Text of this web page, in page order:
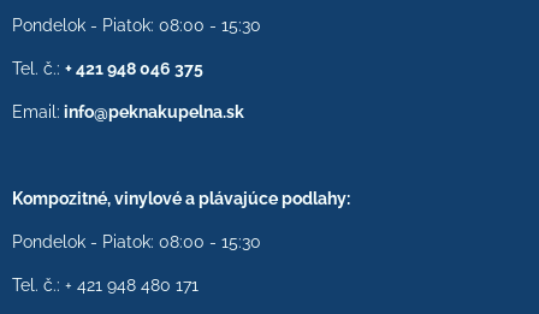
Pondelok - Piatok: 08:00 - 15:30
Tel. č.: + 421 948 046 375
Email: info@peknakupelna.sk
Kompozitné, vinylové a plávajúce podlahy:
Pondelok - Piatok: 08:00 - 15:30
Tel. č.: + 421 948 480 171